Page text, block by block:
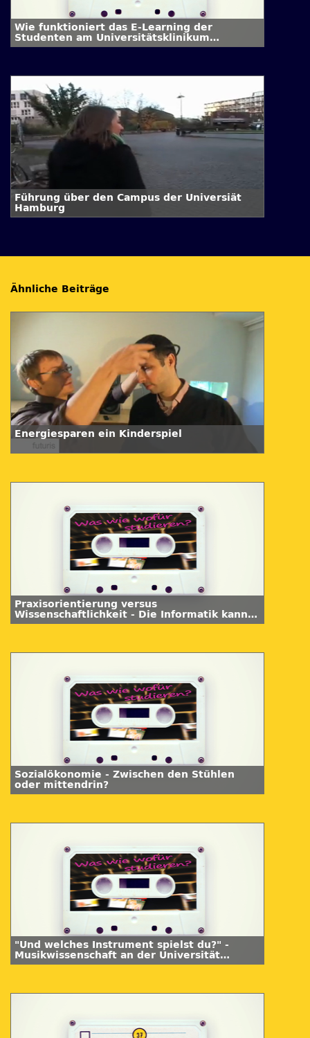
Wie funktioniert das E-Learning der
Studenten am Universitätsklinikum
Hamburg-Eppendorf
Führung über den Campus der Universiät
Hamburg
Ähnliche Beiträge
Energiesparen ein Kinderspiel
Praxisorientierung versus
Wissenschaftlichkeit - Die Informatik kann
beides!
Sozialökonomie - Zwischen den Stühlen
oder mittendrin?
"Und welches Instrument spielst du?" -
Musikwissenschaft an der Universität
Hamburg